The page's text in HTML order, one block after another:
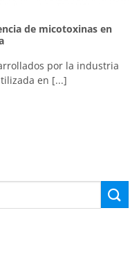
de micotoxinas en
por la industria
en [...]